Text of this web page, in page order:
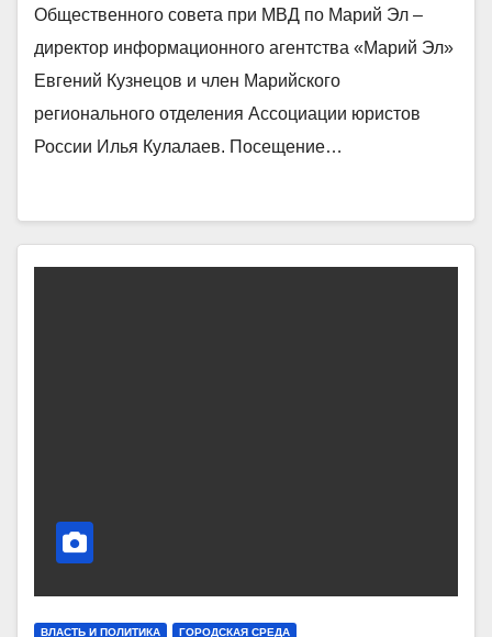
Общественного совета при МВД по Марий Эл –
директор информационного агентства «Марий Эл»
Евгений Кузнецов и член Марийского
регионального отделения Ассоциации юристов
России Илья Кулалаев. Посещение…
ВЛАСТЬ И ПОЛИТИКА ГОРОДСКАЯ СРЕДА